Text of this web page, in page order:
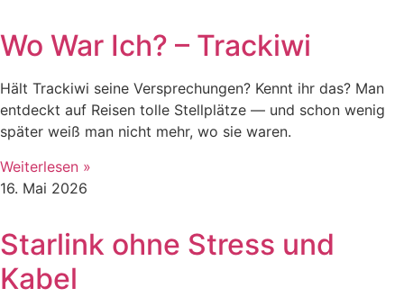
Wo War Ich? – Trackiwi
Hält Trackiwi seine Versprechungen? Kennt ihr das? Man
entdeckt auf Reisen tolle Stellplätze — und schon wenig
später weiß man nicht mehr, wo sie waren.
Weiterlesen »
16. Mai 2026
Starlink ohne Stress und
Kabel